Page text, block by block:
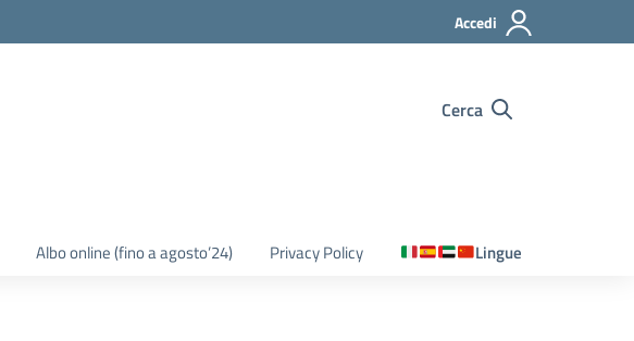
Accedi
Cerca
Albo online (fino a agosto’24) Privacy Policy Lingue